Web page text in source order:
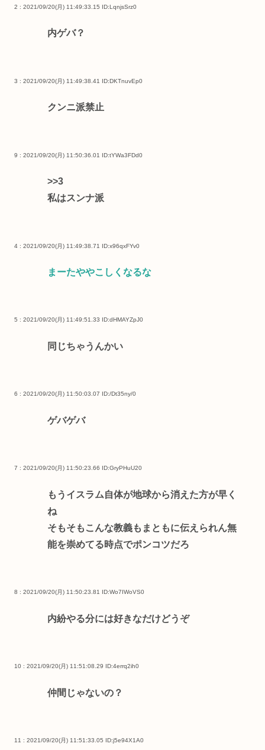
2 : 2021/09/20(月) 11:49:33.15 ID:LqnjsSrz0
内ゲバ？
3 : 2021/09/20(月) 11:49:38.41 ID:DKTnuvEp0
クンニ派禁止
9 : 2021/09/20(月) 11:50:36.01 ID:tYWa3FDd0
>>3
私はスンナ派
4 : 2021/09/20(月) 11:49:38.71 ID:x96qxFYv0
まーたややこしくなるな
5 : 2021/09/20(月) 11:49:51.33 ID:dHMAYZpJ0
同じちゃうんかい
6 : 2021/09/20(月) 11:50:03.07 ID:/Dt35ny/0
ゲバゲバ
7 : 2021/09/20(月) 11:50:23.66 ID:GryPHuU20
もうイスラム自体が地球から消えた方が早く
ね
そもそもこんな教義もまともに伝えられん無
能を崇めてる時点でポンコツだろ
8 : 2021/09/20(月) 11:50:23.81 ID:Wo7IWoVS0
内紛やる分には好きなだけどうぞ
10 : 2021/09/20(月) 11:51:08.29 ID:4errq2ih0
仲間じゃないの？
11 : 2021/09/20(月) 11:51:33.05 ID:j5e94X1A0